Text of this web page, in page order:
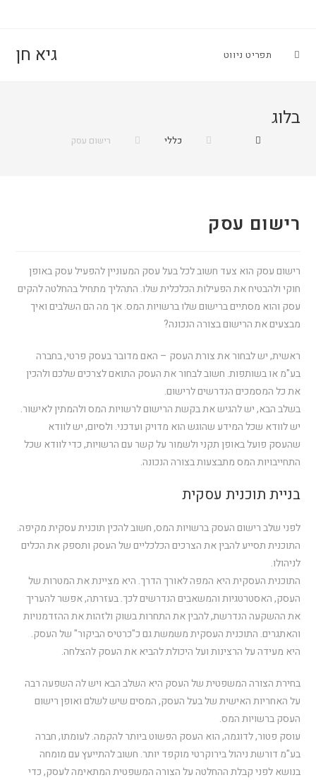
גיא חן תפריט ניווט
בלוג
כללי רישום עסק
רישום עסק
רישום עסק הוא צעד חשוב לכל בעל עסק המעוניין להפעיל עסק באופן
חוקי ולהבטיח את הפעילות הכלכלית שלו. התהליך מתחיל בהחלטה להקים
עסק והוא מסתיים ברישום שלו ברשויות המס. אך מה הם השלבים ואיך
מבצעים את הרישום בצורה הנכונה?
ראשית, יש לבחור את צורת העסק – האם מדובר בעסק פרטי, בחברה
בע"מ או בשותפות. חשוב לבחור את העסק התואם לצרכים שלכם ולהכין
את כל המסמכים הנדרשים לרישום.
בשלב הבא, יש להגיש את בקשת הרישום לרשויות המס ולהמתין לאישור.
יש לוודא שכל המידע שהוגש הוא מדויק ועדכני. ולסיום, יש לוודא
שהעסק פועל באופן תקני ולשמור על קשר עם הרשויות, כדי לוודא שכל
התחייבויות המס מתבצעות בצורה הנכונה.
בניית תוכנית עסקית
לפני שלב רישום העסק ברשויות המס, חשוב להכין תוכנית עסקית מקיפה.
התוכנית תסייע להבין את הצרכים הכלכליים של העסק ותספק את הכלים
לניהולו.
התוכנית העסקית היא המפה לאורך הדרך. היא מציינת את המטרות של
העסק, האסטרטגיות והמשאבים הנדרשים לכך. בעזרתה, אפשר להעריך
את ההשקעה הנדרשת, להבין את התחרות בשוק ולזהות את ההזדמנויות
והאתגרים. התוכנית העסקית משמשת גם כ"כרטיס הביקור" של העסק.
היא מעידה על הרצינות ועל היכולת להביא את העסק להצלחה.
בחירת הצורה המשפטית של העסק היא השלב הבא ויש לה השפעה רבה
על האחריות האישית של בעל העסק, המסים שיש לשלם ואופן רישום
העסק ברשויות המס.
עוסק פטור, לדוגמה, הוא העסק הפשוט ביותר להקמה. לעומתו, חברה
בע"מ דורשת ניהול בירוקרטי מוקפד יותר. חשוב להתייעץ עם מומחה
בנושא לפני קבלת ההחלטה על הצורה המשפטית המתאימה לעסק, כדי